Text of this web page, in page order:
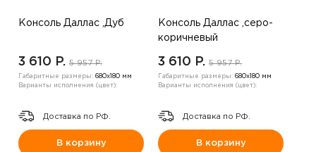
Консоль Даллас ,Дуб
3 610 P. 5 957 P.
Габаритные размеры: 680х180 мм
Варианты исполнения (цвет):
Доставка по РФ.
В корзину
Консоль Даллас ,серо-
коричневый
3 610 P. 5 957 P.
Габаритные размеры: 680х180 мм
Варианты исполнения (цвет):
Доставка по РФ.
В корзину